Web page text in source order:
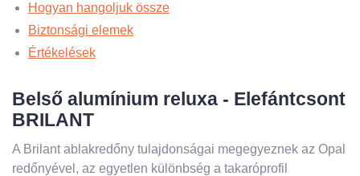
Hogyan hangoljuk össze
Biztonsági elemek
Értékelések
Belső alumínium reluxa - Elefántcsont
BRILANT
A Brilant ablakredőny tulajdonságai megegyeznek az Opal
redőnyével, az egyetlen különbség a takaróprofil